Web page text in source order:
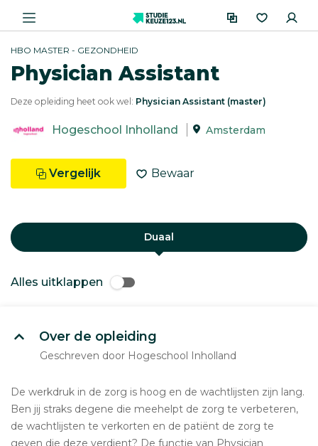
HBO MASTER - GEZONDHEID
Physician Assistant
Deze opleiding heet ook wel: Physician Assistant (master)
Hogeschool Inholland Amsterdam
Vergelijk Bewaar
Duaal
Alles uitklappen
Over de opleiding
Geschreven door Hogeschool Inholland
De werkdruk in de zorg is hoog en de wachtlijsten zijn lang.
Ben jij straks degene die meehelpt de zorg te verbeteren,
de wachtlijsten te verkorten en de patiënt de zorg te
geven die deze verdient? De functie van Physician